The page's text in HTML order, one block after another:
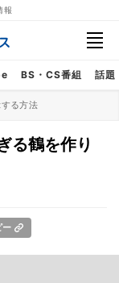
報
BS・CS番組 話題
る方法
る鶴を作り
ー